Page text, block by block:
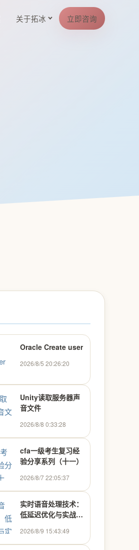
关于拓冰 立即咨询
Oracle Create user
2026/8/5 20:26:20
Unity读取服务器声
音文件
2026/8/8 0:33:28
cfa一级考生复习经
验分享系列（十一）
2026/8/7 22:05:37
实时语音处理技术：
低延迟优化与实战应
2026/8/9 15:43:49